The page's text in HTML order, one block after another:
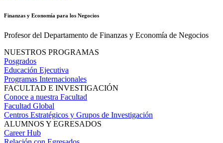
Finanzas y Economía para los Negocios
Profesor del Departamento de Finanzas y Economía de Negocios
NUESTROS PROGRAMAS
Posgrados
Educación Ejecutiva
Programas Internacionales
FACULTAD E INVESTIGACIÓN
Conoce a nuestra Facultad
Facultad Global
Centros Estratégicos y Grupos de Investigación
ALUMNOS Y EGRESADOS
Career Hub